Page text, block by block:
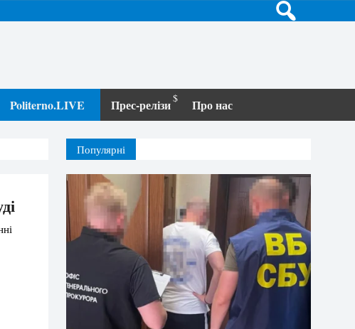
Politerno.LIVE Прес-релізи Про нас
Популярні